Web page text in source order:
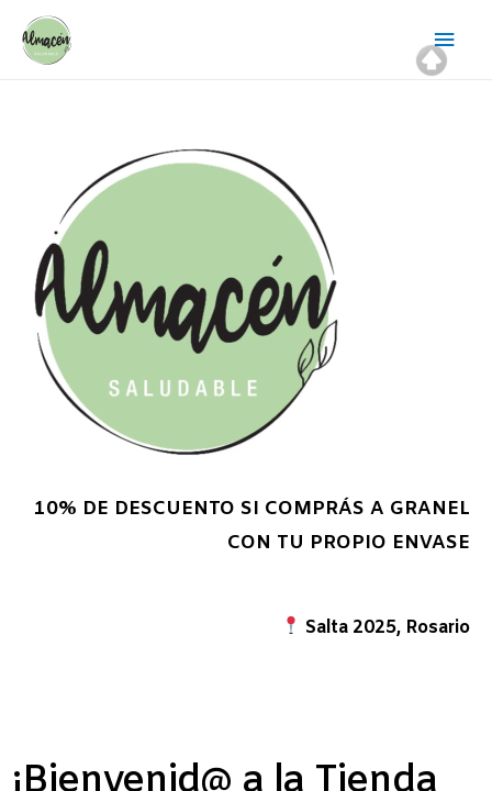
10% DE DESCUENTO SI COMPRÁS A GRANEL
CON TU PROPIO ENVASE
Salta 2025, Rosario